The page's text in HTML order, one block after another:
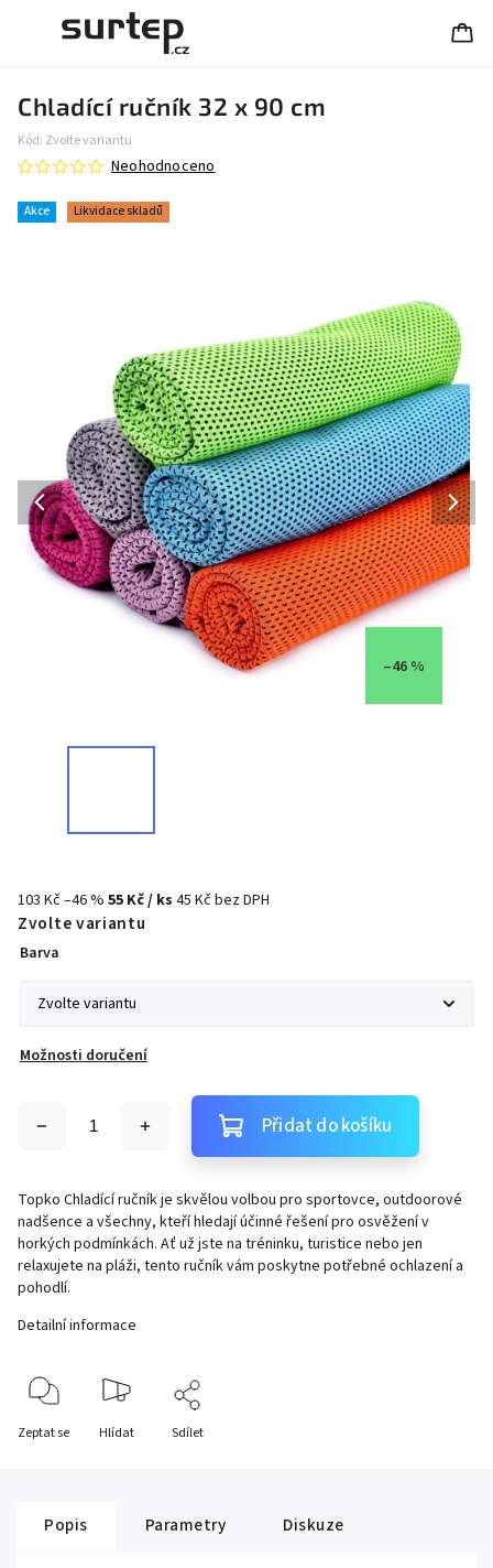
Chladící ručník 32 x 90 cm
Kód: Zvolte variantu
Akce Likvidace skladů
Neohodnoceno
–46 %
103 Kč–46 % 55 Kč/ ks 45 Kč bez DPH
Zvolte variantu
Barva
Možnosti doručení
Přidat do košíku
Topko Chladící ručník je skvělou volbou pro sportovce, outdoorové
nadšence a všechny, kteří hledají účinné řešení pro osvěžení v
horkých podmínkách. Ať už jste na tréninku, turistice nebo jen
relaxujete na pláži, tento ručník vám poskytne potřebné ochlazení a
pohodlí.
Detailní informace
Zeptat se Hlídat Sdílet
Popis Parametry Diskuze